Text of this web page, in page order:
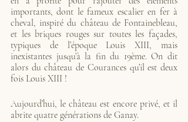
importants, dont le fameux escalier en fer à
cheval, inspiré du château de Fontainebleau,
et les briques rouges sur toutes les façades,
typiques de l’époque Louis XIII, mais
inexistantes jusqu’à la fin du 19ème. On dit
alors du château de Courances qu’il est deux
fois Louis XIII !
Aujourd’hui, le château est encore privé, et il
abrite quatre générations de Ganay.